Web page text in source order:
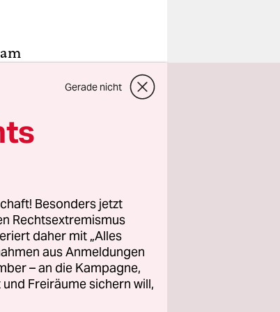
in
Gerade nicht
Besonders jetzt
Rechtsextremismus
daher mit „Alles
aus Anmeldungen
– an die Kampagne,
Freiräume sichern will,